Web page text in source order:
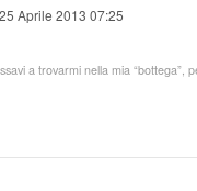
Aprile 2013 07:25
a trovarmi nella mia “bottega”,